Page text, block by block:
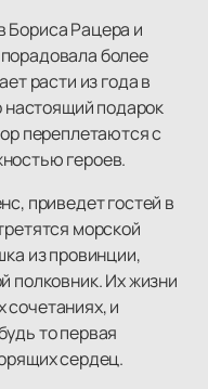
Бориса Рацера и
более
расти из года в
настоящий подарок
переплетаются с
героев.
приведет гостей в
морской
из провинции,
полковник. Их жизни
и
то первая
сердец.